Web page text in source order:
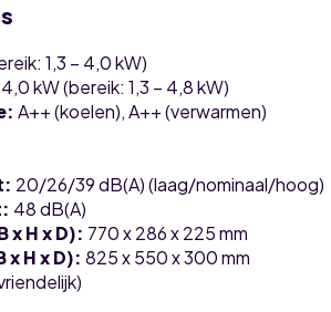
1,3 – 4,0 kW)
4,0 kW (bereik: 1,3 – 4,8 kW)
: A++ (koelen), A++ (verwarmen)
: 20/26/39 dB(A) (laag/nominaal/hoog)
: 48 dB(A)
H x D): 770 x 286 x 225 mm
H x D): 825 x 550 x 300 mm